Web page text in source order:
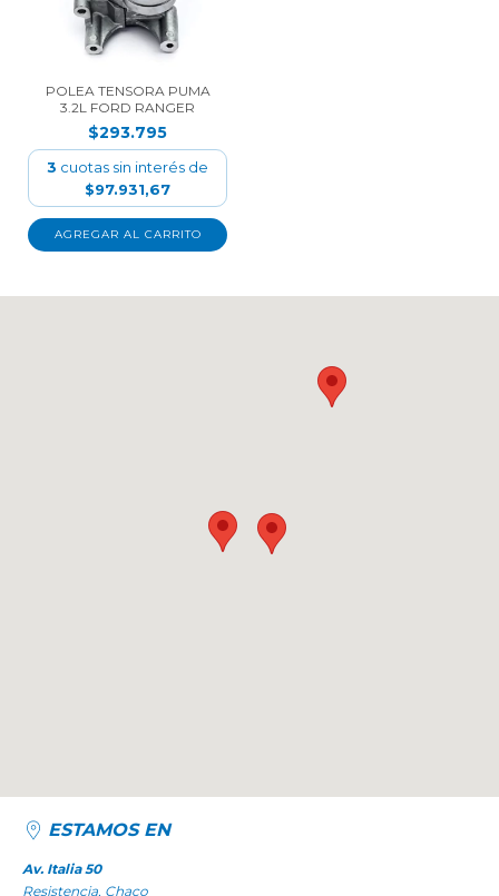
POLEA TENSORA PUMA
3.2L FORD RANGER
$293.795
3 cuotas sin interés de
$97.931,67
ESTAMOS EN
Av. Italia 50
Resistencia, Chaco